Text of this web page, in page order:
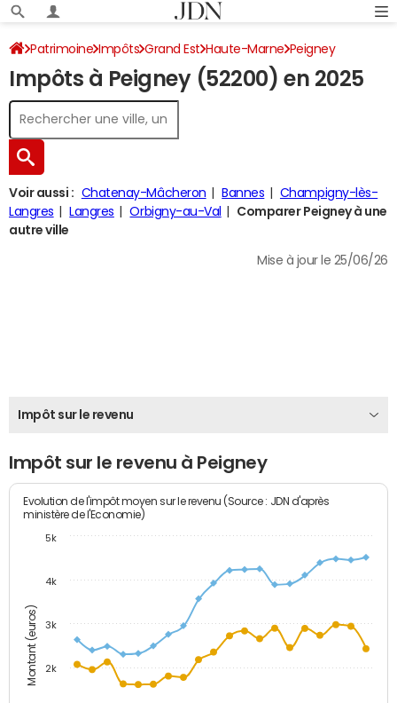
Patrimoine Impôts Grand Est Haute-Marne Peigney
Impôt sur le revenu
Impôts à Peigney (52200) en 2025
Voir aussi : Chatenay-Mâcheron Bannes
Champigny-lès-
Langres
Langres Orbigny-au-Val
Comparer Peigney à une
autre ville
Mise à jour le 25/06/26
Impôt sur le revenu
Impôt sur le revenu à Peigney
Montant (euros)
Evolution de l'impôt moyen sur le revenu (Source : JDN d'après
ministère de l'Economie)
2k
3k
4k
5k